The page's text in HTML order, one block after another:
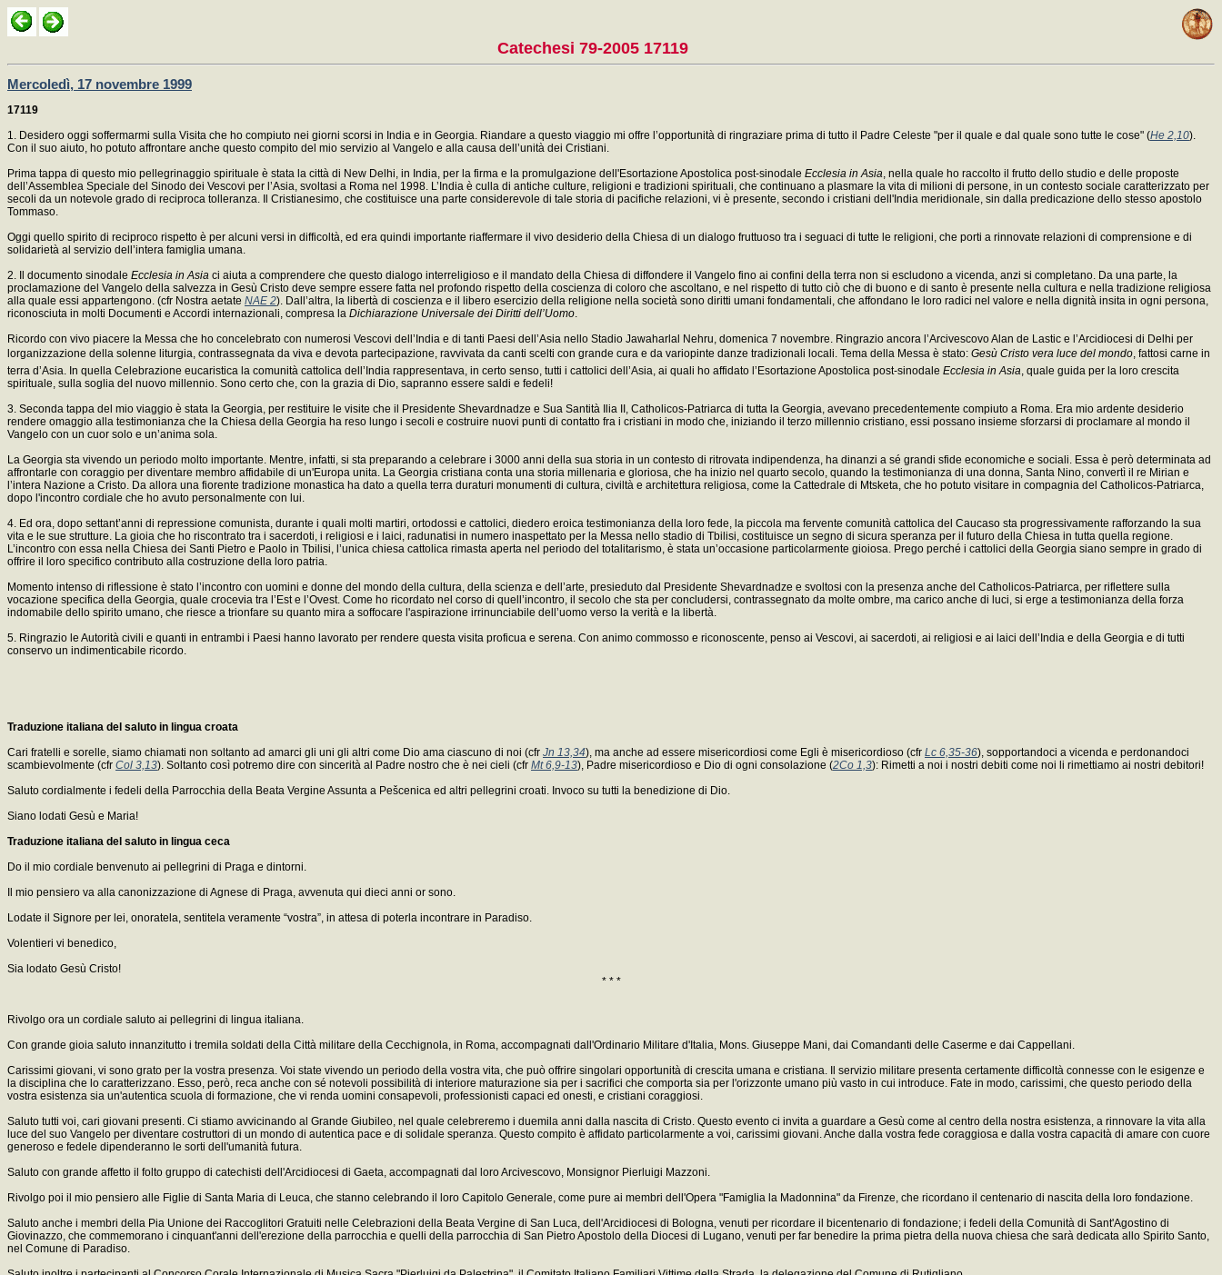
Catechesi 79-2005 17119
Mercoledì, 17 novembre 1999
17119
1. Desidero oggi soffermarmi sulla Visita che ho compiuto nei giorni scorsi in India e in Georgia. Riandare a questo viaggio mi offre l’opportunità di ringraziare prima di tutto il Padre Celeste "per il quale e dal quale sono tutte le cose" (He 2,10).
Con il suo aiuto, ho potuto affrontare anche questo compito del mio servizio al Vangelo e alla causa dell’unità dei Cristiani.
Prima tappa di questo mio pellegrinaggio spirituale è stata la città di New Delhi, in India, per la firma e la promulgazione dell'Esortazione Apostolica post-sinodale Ecclesia in Asia, nella quale ho raccolto il frutto dello studio e delle proposte
dell’Assemblea Speciale del Sinodo dei Vescovi per l’Asia, svoltasi a Roma nel 1998. L’India è culla di antiche culture, religioni e tradizioni spirituali, che continuano a plasmare la vita di milioni di persone, in un contesto sociale caratterizzato per
secoli da un notevole grado di reciproca tolleranza. Il Cristianesimo, che costituisce una parte considerevole di tale storia di pacifiche relazioni, vi è presente, secondo i cristiani dell'India meridionale, sin dalla predicazione dello stesso apostolo
Tommaso.
Oggi quello spirito di reciproco rispetto è per alcuni versi in difficoltà, ed era quindi importante riaffermare il vivo desiderio della Chiesa di un dialogo fruttuoso tra i seguaci di tutte le religioni, che porti a rinnovate relazioni di comprensione e di
solidarietà al servizio dell’intera famiglia umana.
2. Il documento sinodale Ecclesia in Asia ci aiuta a comprendere che questo dialogo interreligioso e il mandato della Chiesa di diffondere il Vangelo fino ai confini della terra non si escludono a vicenda, anzi si completano. Da una parte, la
proclamazione del Vangelo della salvezza in Gesù Cristo deve sempre essere fatta nel profondo rispetto della coscienza di coloro che ascoltano, e nel rispetto di tutto ciò che di buono e di santo è presente nella cultura e nella tradizione religiosa
alla quale essi appartengono. (cfr Nostra aetate NAE 2). Dall’altra, la libertà di coscienza e il libero esercizio della religione nella società sono diritti umani fondamentali, che affondano le loro radici nel valore e nella dignità insita in ogni persona,
riconosciuta in molti Documenti e Accordi internazionali, compresa la Dichiarazione Universale dei Diritti dell’Uomo.
Ricordo con vivo piacere la Messa che ho concelebrato con numerosi Vescovi dell’India e di tanti Paesi dell’Asia nello Stadio Jawaharlal Nehru, domenica 7 novembre. Ringrazio ancora l’Arcivescovo Alan de Lastic e l’Arcidiocesi di Delhi per
lorganizzazione della solenne liturgia, contrassegnata da viva e devota partecipazione, ravvivata da canti scelti con grande cura e da variopinte danze tradizionali locali. Tema della Messa è stato: Gesù Cristo vera luce del mondo, fattosi carne in
terra d’Asia. In quella Celebrazione eucaristica la comunità cattolica dell’India rappresentava, in certo senso, tutti i cattolici dell’Asia, ai quali ho affidato l’Esortazione Apostolica post-sinodale Ecclesia in Asia, quale guida per la loro crescita
spirituale, sulla soglia del nuovo millennio. Sono certo che, con la grazia di Dio, sapranno essere saldi e fedeli!
3. Seconda tappa del mio viaggio è stata la Georgia, per restituire le visite che il Presidente Shevardnadze e Sua Santità Ilia II, Catholicos-Patriarca di tutta la Georgia, avevano precedentemente compiuto a Roma. Era mio ardente desiderio
rendere omaggio alla testimonianza che la Chiesa della Georgia ha reso lungo i secoli e costruire nuovi punti di contatto fra i cristiani in modo che, iniziando il terzo millennio cristiano, essi possano insieme sforzarsi di proclamare al mondo il
Vangelo con un cuor solo e un’anima sola.
La Georgia sta vivendo un periodo molto importante. Mentre, infatti, si sta preparando a celebrare i 3000 anni della sua storia in un contesto di ritrovata indipendenza, ha dinanzi a sé grandi sfide economiche e sociali. Essa è però determinata ad
affrontarle con coraggio per diventare membro affidabile di un'Europa unita. La Georgia cristiana conta una storia millenaria e gloriosa, che ha inizio nel quarto secolo, quando la testimonianza di una donna, Santa Nino, convertì il re Mirian e
l’intera Nazione a Cristo. Da allora una fiorente tradizione monastica ha dato a quella terra duraturi monumenti di cultura, civiltà e architettura religiosa, come la Cattedrale di Mtsketa, che ho potuto visitare in compagnia del Catholicos-Patriarca,
dopo l'incontro cordiale che ho avuto personalmente con lui.
4. Ed ora, dopo settant’anni di repressione comunista, durante i quali molti martiri, ortodossi e cattolici, diedero eroica testimonianza della loro fede, la piccola ma fervente comunità cattolica del Caucaso sta progressivamente rafforzando la sua
vita e le sue strutture. La gioia che ho riscontrato tra i sacerdoti, i religiosi e i laici, radunatisi in numero inaspettato per la Messa nello stadio di Tbilisi, costituisce un segno di sicura speranza per il futuro della Chiesa in tutta quella regione.
L’incontro con essa nella Chiesa dei Santi Pietro e Paolo in Tbilisi, l’unica chiesa cattolica rimasta aperta nel periodo del totalitarismo, è stata un’occasione particolarmente gioiosa. Prego perché i cattolici della Georgia siano sempre in grado di
offrire il loro specifico contributo alla costruzione della loro patria.
Momento intenso di riflessione è stato l’incontro con uomini e donne del mondo della cultura, della scienza e dell’arte, presieduto dal Presidente Shevardnadze e svoltosi con la presenza anche del Catholicos-Patriarca, per riflettere sulla
vocazione specifica della Georgia, quale crocevia tra l’Est e l’Ovest. Come ho ricordato nel corso di quell’incontro, il secolo che sta per concludersi, contrassegnato da molte ombre, ma carico anche di luci, si erge a testimonianza della forza
indomabile dello spirito umano, che riesce a trionfare su quanto mira a soffocare l'aspirazione irrinunciabile dell’uomo verso la verità e la libertà.
5. Ringrazio le Autorità civili e quanti in entrambi i Paesi hanno lavorato per rendere questa visita proficua e serena. Con animo commosso e riconoscente, penso ai Vescovi, ai sacerdoti, ai religiosi e ai laici dell’India e della Georgia e di tutti
conservo un indimenticabile ricordo.
Traduzione italiana del saluto in lingua croata
Cari fratelli e sorelle, siamo chiamati non soltanto ad amarci gli uni gli altri come Dio ama ciascuno di noi (cfr Jn 13,34), ma anche ad essere misericordiosi come Egli è misericordioso (cfr Lc 6,35-36), sopportandoci a vicenda e perdonandoci
scambievolmente (cfr Col 3,13). Soltanto così potremo dire con sincerità al Padre nostro che è nei cieli (cfr Mt 6,9-13), Padre misericordioso e Dio di ogni consolazione (2Co 1,3): Rimetti a noi i nostri debiti come noi li rimettiamo ai nostri debitori!
Saluto cordialmente i fedeli della Parrocchia della Beata Vergine Assunta a Pešcenica ed altri pellegrini croati. Invoco su tutti la benedizione di Dio.
Siano lodati Gesù e Maria!
Traduzione italiana del saluto in lingua ceca
Do il mio cordiale benvenuto ai pellegrini di Praga e dintorni.
Il mio pensiero va alla canonizzazione di Agnese di Praga, avvenuta qui dieci anni or sono.
Lodate il Signore per lei, onoratela, sentitela veramente “vostra”, in attesa di poterla incontrare in Paradiso.
Volentieri vi benedico,
Sia lodato Gesù Cristo!
* * *
Rivolgo ora un cordiale saluto ai pellegrini di lingua italiana.
Con grande gioia saluto innanzitutto i tremila soldati della Città militare della Cecchignola, in Roma, accompagnati dall'Ordinario Militare d'Italia, Mons. Giuseppe Mani, dai Comandanti delle Caserme e dai Cappellani.
Carissimi giovani, vi sono grato per la vostra presenza. Voi state vivendo un periodo della vostra vita, che può offrire singolari opportunità di crescita umana e cristiana. Il servizio militare presenta certamente difficoltà connesse con le esigenze e
la disciplina che lo caratterizzano. Esso, però, reca anche con sé notevoli possibilità di interiore maturazione sia per i sacrifici che comporta sia per l'orizzonte umano più vasto in cui introduce. Fate in modo, carissimi, che questo periodo della
vostra esistenza sia un'autentica scuola di formazione, che vi renda uomini consapevoli, professionisti capaci ed onesti, e cristiani coraggiosi.
Saluto tutti voi, cari giovani presenti. Ci stiamo avvicinando al Grande Giubileo, nel quale celebreremo i duemila anni dalla nascita di Cristo. Questo evento ci invita a guardare a Gesù come al centro della nostra esistenza, a rinnovare la vita alla
luce del suo Vangelo per diventare costruttori di un mondo di autentica pace e di solidale speranza. Questo compito è affidato particolarmente a voi, carissimi giovani. Anche dalla vostra fede coraggiosa e dalla vostra capacità di amare con cuore
generoso e fedele dipenderanno le sorti dell'umanità futura.
Saluto con grande affetto il folto gruppo di catechisti dell'Arcidiocesi di Gaeta, accompagnati dal loro Arcivescovo, Monsignor Pierluigi Mazzoni.
Rivolgo poi il mio pensiero alle Figlie di Santa Maria di Leuca, che stanno celebrando il loro Capitolo Generale, come pure ai membri dell'Opera "Famiglia la Madonnina" da Firenze, che ricordano il centenario di nascita della loro fondazione.
Saluto anche i membri della Pia Unione dei Raccoglitori Gratuiti nelle Celebrazioni della Beata Vergine di San Luca, dell'Arcidiocesi di Bologna, venuti per ricordare il bicentenario di fondazione; i fedeli della Comunità di Sant'Agostino di
Giovinazzo, che commemorano i cinquant'anni dell'erezione della parrocchia e quelli della parrocchia di San Pietro Apostolo della Diocesi di Lugano, venuti per far benedire la prima pietra della nuova chiesa che sarà dedicata allo Spirito Santo,
nel Comune di Paradiso.